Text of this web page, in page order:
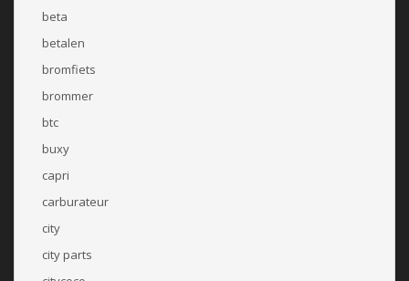
beta
betalen
bromfiets
brommer
btc
buxy
capri
carburateur
city
city parts